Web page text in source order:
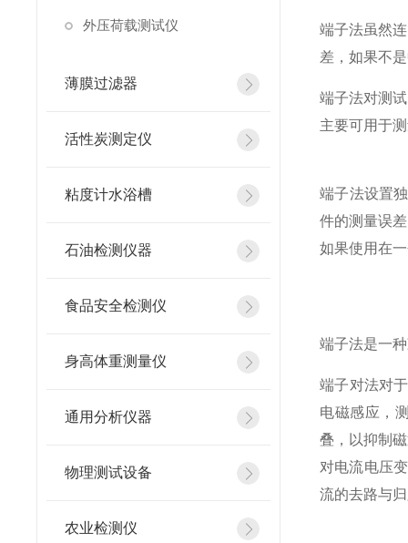
外压荷载测试仪
薄膜过滤器
活性炭测定仪
粘度计水浴槽
石油检测仪器
食品安全检测仪
身高体重测量仪
通用分析仪器
物理测试设备
农业检测仪
端子法虽然
差，如果不
端子法对测
主要可用于
端子法设置
件的测量误
如果使用在
端子法是一
端子对法对
电磁感应，
叠，以抑制
对电流电压
流的去路与